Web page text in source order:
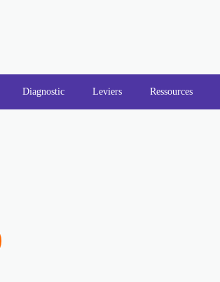
Diagnostic Leviers Ressources